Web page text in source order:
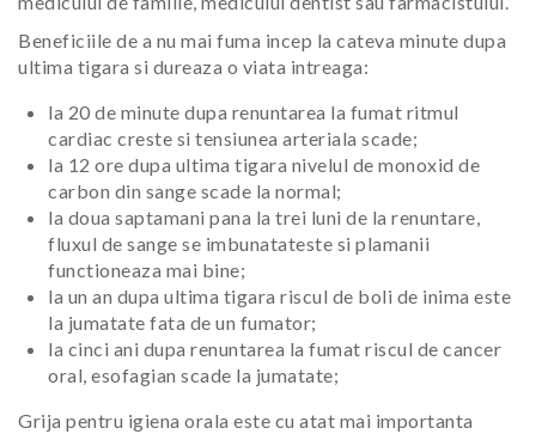
Beneficiile de a nu mai fuma incep la cateva minute dupa
ultima tigara si dureaza o viata intreaga:
la 20 de minute dupa renuntarea la fumat ritmul
cardiac creste si tensiunea arteriala scade;
la 12 ore dupa ultima tigara nivelul de monoxid de
carbon din sange scade la normal;
la doua saptamani pana la trei luni de la renuntare,
fluxul de sange se imbunatateste si plamanii
functioneaza mai bine;
la un an dupa ultima tigara riscul de boli de inima este
la jumatate fata de un fumator;
la cinci ani dupa renuntarea la fumat riscul de cancer
oral, esofagian scade la jumatate;
Grija pentru igiena orala este cu atat mai importanta